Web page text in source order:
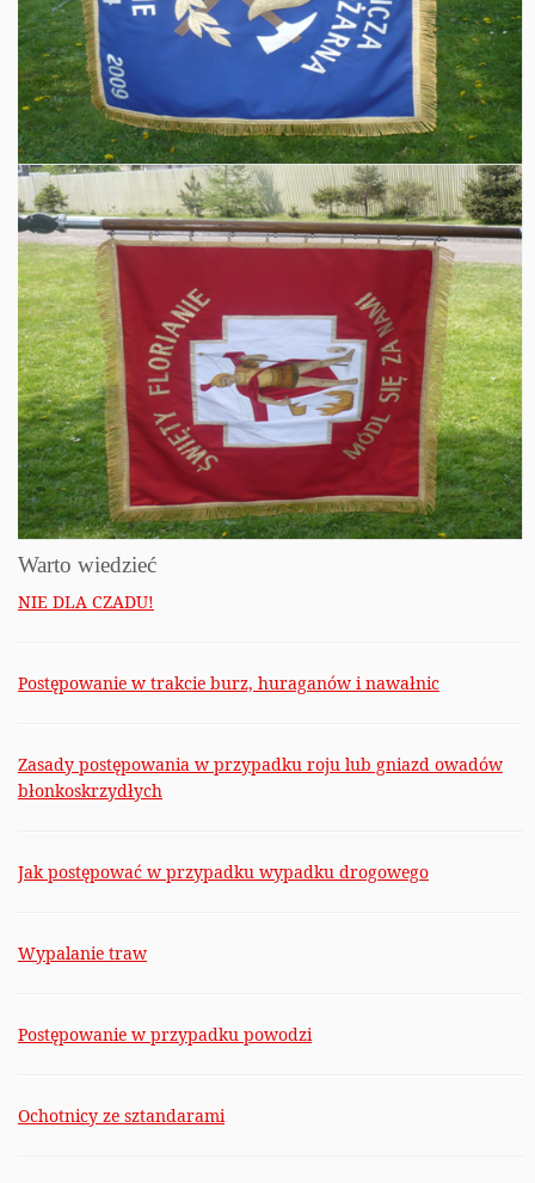
Warto wiedzieć
NIE DLA CZADU!
Postępowanie w trakcie burz, huraganów i nawałnic
Zasady postępowania w przypadku roju lub gniazd owadów
błonkoskrzydłych
Jak postępować w przypadku wypadku drogowego
Wypalanie traw
Postępowanie w przypadku powodzi
Ochotnicy ze sztandarami